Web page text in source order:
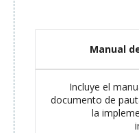
Descripción
Manual
Incluye el
documento de
la